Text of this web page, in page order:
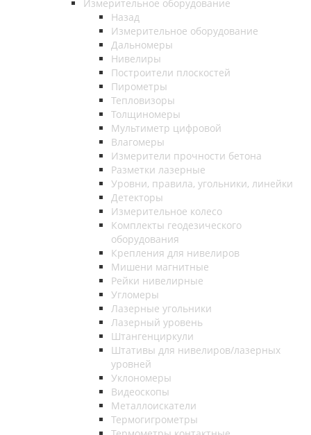
Измерительное оборудование
Назад
Измерительное оборудование
Дальномеры
Нивелиры
Построители плоскостей
Пирометры
Тепловизоры
Толщиномеры
Мультиметр цифровой
Влагомеры
Измерители прочности бетона
Разметки лазерные
Уровни, правила, угольники, линейки
Детекторы
Измерительное колесо
Комплекты геодезического
оборудования
Крепления для нивелиров
Мишени магнитные
Рейки нивелирные
Угломеры
Лазерные угольники
Лазерный уровень
Штангенциркули
Штативы для нивелиров/лазерных
уровней
Уклономеры
Видеоскопы
Металлоискатели
Термогигрометры